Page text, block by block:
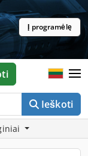
Į programėlę
Ieškoti